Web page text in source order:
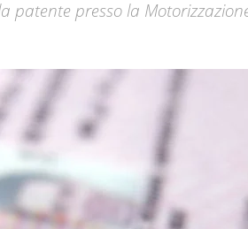
patente presso la